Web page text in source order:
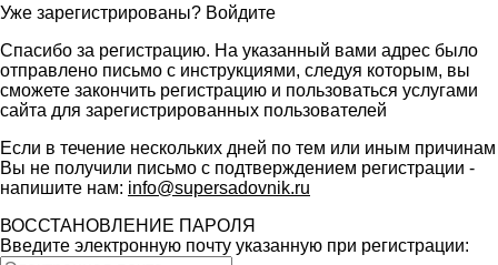
Уже зарегистрированы? Войдите
Спасибо за регистрацию. На указанный вами адрес было
отправлено письмо с инструкциями, следуя которым, вы
сможете закончить регистрацию и пользоваться услугами
сайта для зарегистрированных пользователей
Если в течение нескольких дней по тем или иным причинам
Вы не получили письмо с подтверждением регистрации -
напишите нам: info@supersadovnik.ru
ВОССТАНОВЛЕНИЕ ПАРОЛЯ
Введите электронную почту указанную при регистрации: